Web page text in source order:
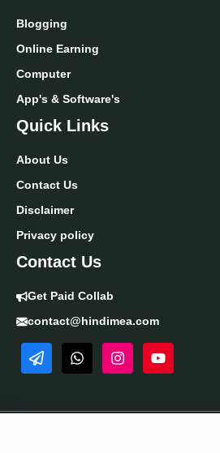
Blogging
Online Earning
Computer
App's & Software's
Quick Links
About Us
Contact Us
Disclaimer
Privacy policy
Contact Us
Get Paid Collab
contact@hindimea.com